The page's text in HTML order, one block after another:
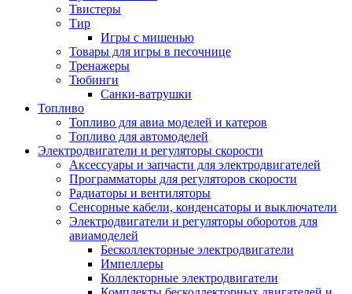
Твистеры
Тир
Игры с мишенью
Товары для игры в песочнице
Тренажеры
Тюбинги
Санки-ватрушки
Топливо
Топливо для авиа моделей и катеров
Топливо для автомоделей
Электродвигатели и регуляторы скорости
Аксессуары и запчасти для электродвигателей
Программаторы для регуляторов скорости
Радиаторы и вентиляторы
Сенсорные кабели, конденсаторы и выключатели
Электродвигатели и регуляторы оборотов для
авиамоделей
Бесколлекторные электродвигатели
Импеллеры
Коллекторные электродвигатели